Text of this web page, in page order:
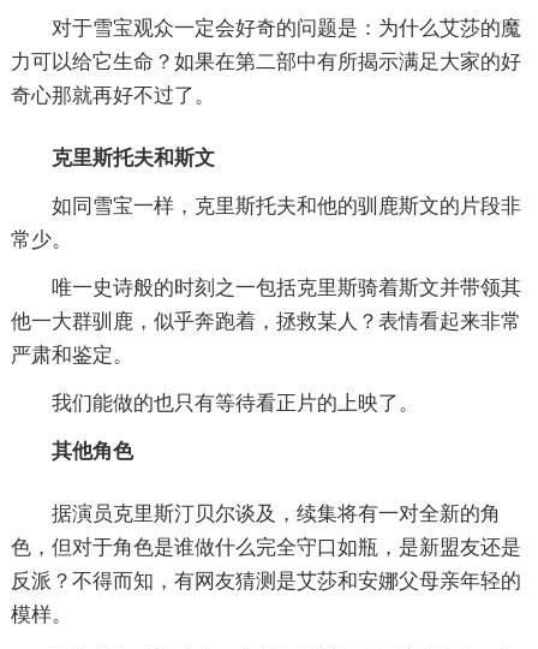
对于雪宝观众一定会好奇的问题是：为什么艾莎的魔
力可以给它生命？如果在第二部中有所揭示满足大家的好
奇心那就再好不过了。
克里斯托夫和斯文
如同雪宝一样，克里斯托夫和他的驯鹿斯文的片段非
常少。
唯一史诗般的时刻之一包括克里斯骑着斯文并带领其
他一大群驯鹿，似乎奔跑着，拯救某人？表情看起来非常
严肃和鉴定。
我们能做的也只有等待看正片的上映了。
其他角色
据演员克里斯汀贝尔谈及，续集将有一对全新的角
色，但对于角色是谁做什么完全守口如瓶，是新盟友还是
反派？不得而知，有网友猜测是艾莎和安娜父母亲年轻的
模样。